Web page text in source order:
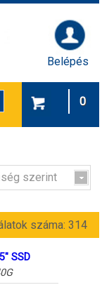
Belépés
0
szerint
száma: 314
SSD